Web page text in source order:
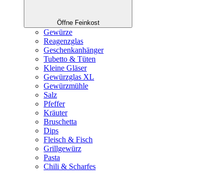
Öffne Feinkost
Gewürze
Reagenzglas
Geschenkanhänger
Tubetto & Tüten
Kleine Gläser
Gewürzglas XL
Gewürzmühle
Salz
Pfeffer
Kräuter
Bruschetta
Dips
Fleisch & Fisch
Grillgewürz
Pasta
Chili & Scharfes